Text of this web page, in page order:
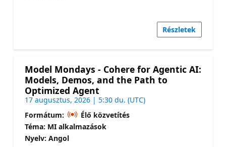
Részletek
Model Mondays - Cohere for Agentic AI:
Models, Demos, and the Path to
Optimized Agent
17 augusztus, 2026 | 5:30 du. (UTC)
Formátum:
Élő közvetítés
Téma: MI alkalmazások
Nyelv: Angol